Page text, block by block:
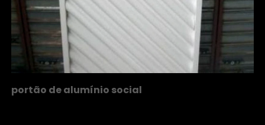
portão de alumínio social